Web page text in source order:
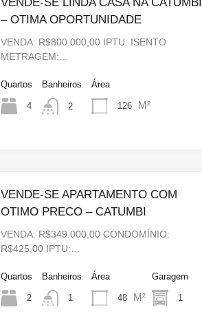
VENDE-SE LINDA CASA NA CATUMBI
– OTIMA OPORTUNIDADE
VENDA: R$800.000,00 IPTU: ISENTO
METRAGEM:…
Quartos
4
Banheiros
2
Área
126 M²
VENDE-SE APARTAMENTO COM
OTIMO PRECO – CATUMBI
VENDA: R$349.000,00 CONDOMÍNIO:
R$425,00 IPTU:…
Quartos
2
Banheiros
1
Área
48 M²
Garagem
1